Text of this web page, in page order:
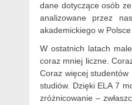
dane dotyczące osób
analizowane przez
akademickiego w
W ostatnich latach
coraz mniej liczne.
Coraz więcej studentów
studiów. Dzięki ELA 7
zróżnicowanie –